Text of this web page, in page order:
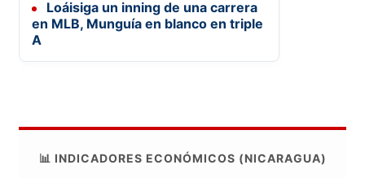
Loáisiga un inning de una carrera
en MLB, Munguía en blanco en triple
A
📊 INDICADORES ECONÓMICOS (NICARAGUA)